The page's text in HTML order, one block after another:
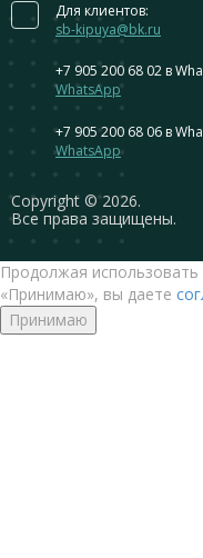
Сopyright © 2026.
Все права защищены.
Для клиентов:
sb-kipuya@bk.ru
+7 905 200 68 02 в
WhatsApp
+7 905 200 68 06 в
WhatsApp
Продолжая
«Принимаю», вы даете
Принимаю